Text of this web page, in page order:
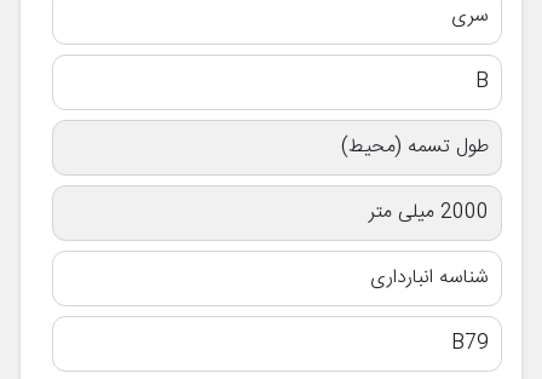
سری
B
طول تسمه (محیط)
2000 میلی متر
شناسه انبارداری
B79